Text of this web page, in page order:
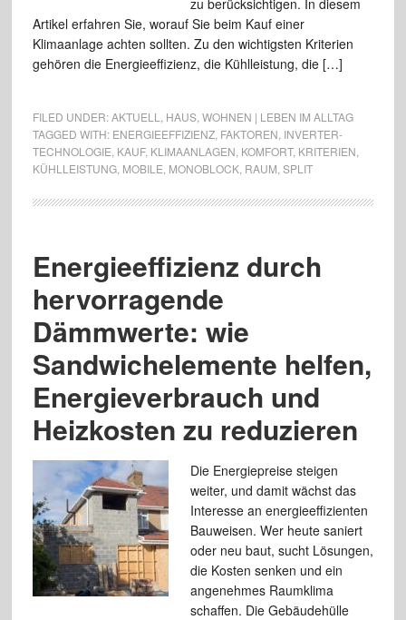
zu berücksichtigen. In diesem
Artikel erfahren Sie, worauf Sie beim Kauf einer
Klimaanlage achten sollten. Zu den wichtigsten Kriterien
gehören die Energieeffizienz, die Kühlleistung, die […]
FILED UNDER:AKTUELL HAUS, WOHNEN | LEBEN IM ALLTAG
TAGGED WITH: ENERGIEEFFIZIENZ, FAKTOREN INVERTER-
TECHNOLOGIE KAUF, KLIMAANLAGEN KOMFORT, KRITERIEN
KÜHLLEISTUNG, MOBILE MONOBLOCK, RAUM SPLIT
Energieeffizienz durch
hervorragende
Dämmwerte: wie
Sandwichelemente helfen,
Energieverbrauch und
Heizkosten zu reduzieren
Die Energiepreise steigen
weiter, und damit wächst das
Interesse an energieeffizienten
Bauweisen. Wer heute saniert
oder neu baut, sucht Lösungen,
die Kosten senken und ein
angenehmes Raumklima
schaffen. Die Gebäudehülle